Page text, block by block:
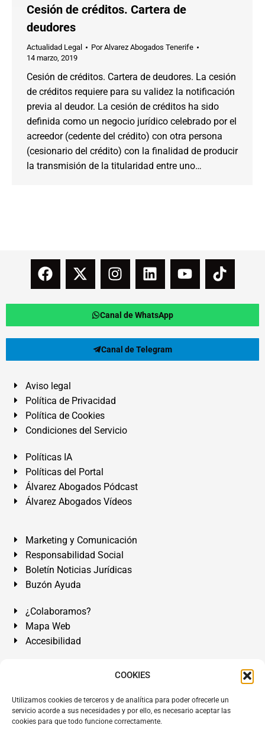
COOKIES
Utilizamos cookies de terceros y de analítica para poder ofrecerle un
servicio acorde a sus necesidades y por ello, es necesario aceptar las
cookies para que todo funcione correctamente.
Cesión de créditos. Cartera de
deudores
Actualidad Legal PorAlvarez Abogados Tenerife
14 marzo, 2019
Cesión de créditos. Cartera de deudores. La cesión
de créditos requiere para su validez la notificación
previa al deudor. La cesión de créditos ha sido
definida como un negocio jurídico celebrado por el
acreedor (cedente del crédito) con otra persona
(cesionario del crédito) con la finalidad de producir
la transmisión de la titularidad entre uno…
Canal de WhatsApp
Canal de Telegram
Aviso legal
Política de Privacidad
Política de Cookies
Condiciones del Servicio
Políticas IA
Políticas del Portal
Álvarez Abogados Pódcast
Álvarez Abogados Vídeos
Marketing y Comunicación
Responsabilidad Social
Boletín Noticias Jurídicas
Buzón Ayuda
¿Colaboramos?
Mapa Web
Accesibilidad
Álvarez Abogados Tenerife:Calle Teobaldo Power Nº 7,
de Tenerife. Islas Canarias.
Somos Abogados especialistas del Derecho desde 1954.